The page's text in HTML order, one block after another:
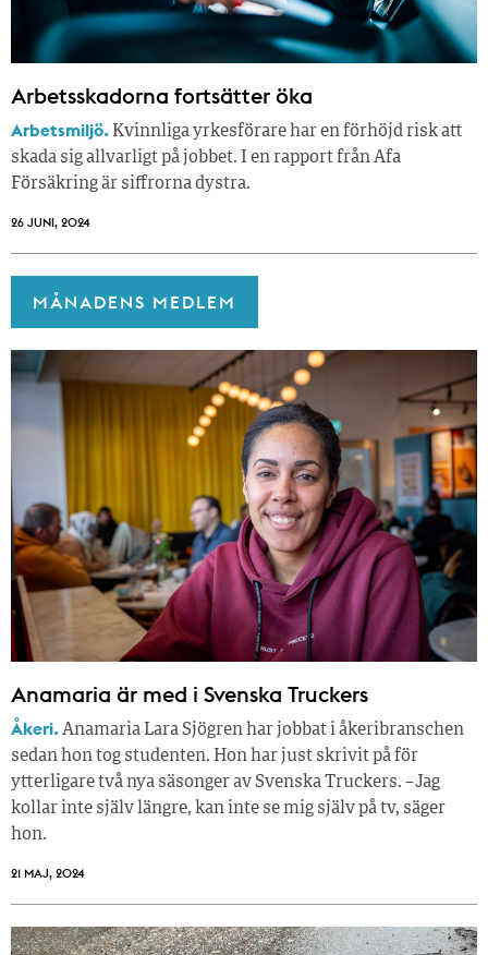
Arbetsskadorna fortsätter öka
Arbetsmiljö. Kvinnliga yrkesförare har en förhöjd risk att
skada sig allvarligt på jobbet. I en rapport från Afa
Försäkring är siffrorna dystra.
26 JUNI, 2024
MÅNADENS MEDLEM
Anamaria är med i Svenska Truckers
Åkeri.Anamaria Lara Sjögren har jobbat i åkeribranschen
sedan hon tog studenten. Hon har just skrivit på för
ytterligare två nya säsonger av Svenska Truckers. – Jag
kollar inte själv längre, kan inte se mig själv på tv, säger
hon.
21 MAJ, 2024